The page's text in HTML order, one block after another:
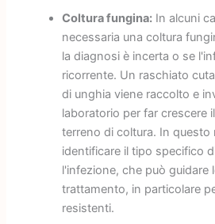
Coltura fungina:In alcuni
necessaria una coltura
la diagnosi è incerta o se
ricorrente. Un raschiato
di unghia viene raccolto e
laboratorio per far crescere
terreno di coltura. In questo
identificare il tipo specifico
l'infezione, che può guidare
trattamento, in particolare
resistenti.